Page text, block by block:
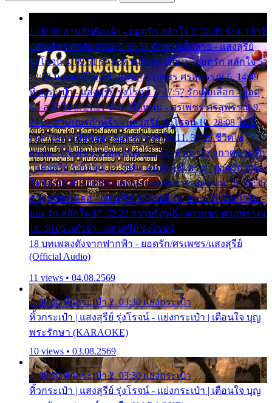
1. 00:00 สามสิบยังแจ๋ว - ยอดรัก สลักใจ 2. 02:49 รักมาห้าปี
- ศรเพชร ศรสุพรรณ 3. 05:57 รักสาวเสื้อลาย - แสงสุรีย์
รุ่งโรจน์ 4. 09:51 รักสะท้านดินสะเทือน - ยอดรัก สลักใจ 5.
12:23 มอเตอร์ไซค์ทำหล่น - ศรเพชร ศรสุพรรณ 6. 14:49
หิ้วกระเป๋า - แสงสุรีย์ รุ่งโรจน์ 7. 17:57 รักเผื่อเลือก - ยอด
รัก สลักใจ 8. 21:21 น้ำตาไอ้หนุ่ม - ศรเพชร ศรสุพรรณ 9.
24:27 สามเณรกำพร้า - แสงสุรีย์ รุ่งโรจน์ 10. 28:08 ไม่มี
เวลาไปหาเมียน้อย - ยอดรัก สลักใจ 11. 31:29 ชีวิตไอ้
ธรรม - ศรเพชร ศรสุพรรณ 12. 35:26 ทหารอากาศขาดรัก
- แสงสุรีย์ รุ่งโรจน์ 13. 39:01 คนหัวใจโทรม - ยอดรัก สลัก
ใจ 14. 42:49 ไอ้หวังตายแน่ - ศรเพชร ศรสุพรรณ 15. 46:35
ธาตุแท้ของเธอ - แสงสุรีย์ รุ่งโรจน์ 16. 49:57 กำนันกำใน -
ยอดรัก สลักใจ 17. 52:29 สาวบริสุทธิ์ - ศรเพชร ศรสุพรรณ
18. 56:05 แต๋วจ๋า - แสงสุรีย์ รุ่งโรจน์
18 บทเพลงดังจากฟากฟ้า - ยอดรัก/ศรเพชร/แสงสุรีย์
(Official Audio)
11 views • 04.08.2569
1. 00:00 หิ้วกระเป๋า 2. 03:30 แย่งกระเป๋า
หิ้วกระเป๋า | แสงสุรีย์ รุ่งโรจน์ - แย่งกระเป๋า | เตือนใจ บุญ
พระรักษา (KARAOKE)
10 views • 03.08.2569
1. 00:00 หิ้วกระเป๋า 2. 03:30 แย่งกระเป๋า
หิ้วกระเป๋า | แสงสุรีย์ รุ่งโรจน์ - แย่งกระเป๋า | เตือนใจ บุญ